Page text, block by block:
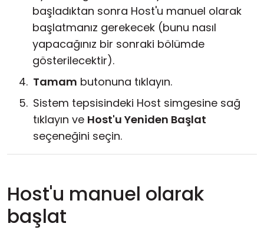
başladıktan sonra Host'u manuel olarak
başlatmanız gerekecek (bunu nasıl
yapacağınız bir sonraki bölümde
gösterilecektir).
Tamam butonuna tıklayın.
Sistem tepsisindeki Host simgesine sağ
tıklayın ve Host'u Yeniden Başlat
seçeneğini seçin.
Host'u manuel olarak
başlat